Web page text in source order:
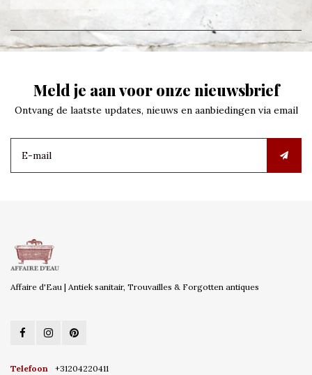
Meld je aan voor onze nieuwsbrief
Ontvang de laatste updates, nieuws en aanbiedingen via email
Affaire d'Eau | Antiek sanitair, Trouvailles & Forgotten antiques
Telefoon +31204220411